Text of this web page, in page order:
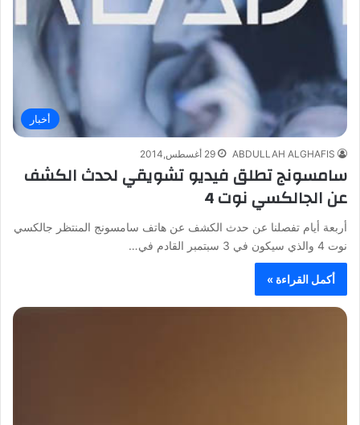
أخبار
ABDULLAH ALGHAFIS 29 أغسطس,2014
سامسونج تطلق فيديو تشويقي لحدث الكشف
عن الجالكسي نوت 4
أربعة أيام تفصلنا عن حدث الكشف عن هاتف سامسونج المنتظر جالكسي
نوت 4 والذي سيكون في 3 سبتمبر القادم في…
أكمل القراءة »